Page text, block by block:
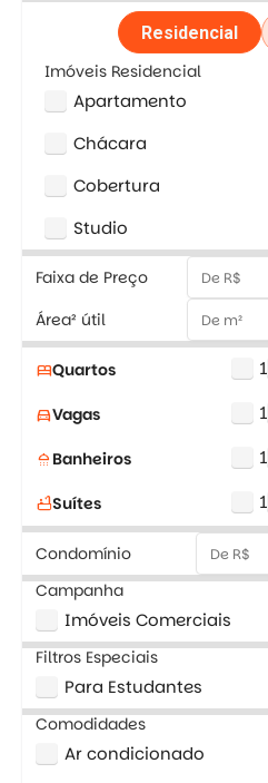
Residencial
Imóveis Residencial
Apartamento
Chácara
Cobertura
Studio
Faixa de Preço
Área² útil
bedQuartos 1
directions_carVagas 1
shower Banheiros 1
bathtubSuítes 1
Condomínio
Campanha
Imóveis Comerciais
Filtros Especiais
Para Estudantes
Comodidades
Ar condicionado